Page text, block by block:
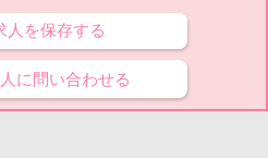
を保存する
に問い合わせる